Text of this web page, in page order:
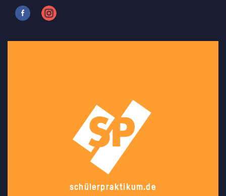
schülerpraktikum.de